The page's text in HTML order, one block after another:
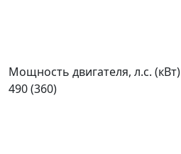
Мощность двигателя, л.с. (кВт)
490 (360)